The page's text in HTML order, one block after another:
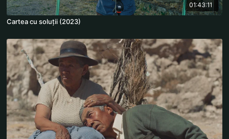
01:43:11
Cartea cu soluții (2023)